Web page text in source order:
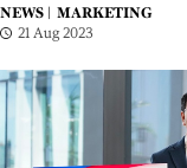
NEWS |
MARKETING
21 Aug 2023